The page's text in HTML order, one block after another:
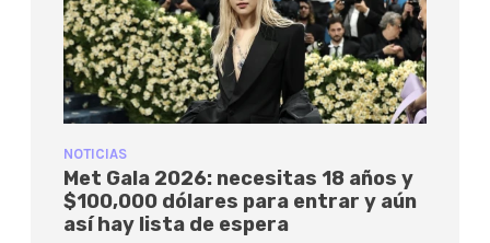
NOTICIAS
Met Gala 2026: necesitas 18 años y
$100,000 dólares para entrar y aún
así hay lista de espera